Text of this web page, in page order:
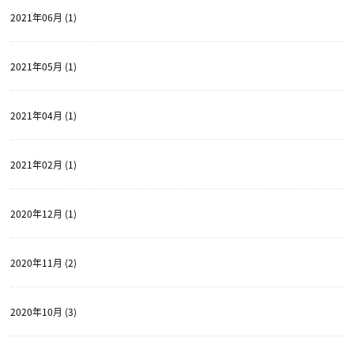
2021年06月 (1)
2021年05月 (1)
2021年04月 (1)
2021年02月 (1)
2020年12月 (1)
2020年11月 (2)
2020年10月 (3)